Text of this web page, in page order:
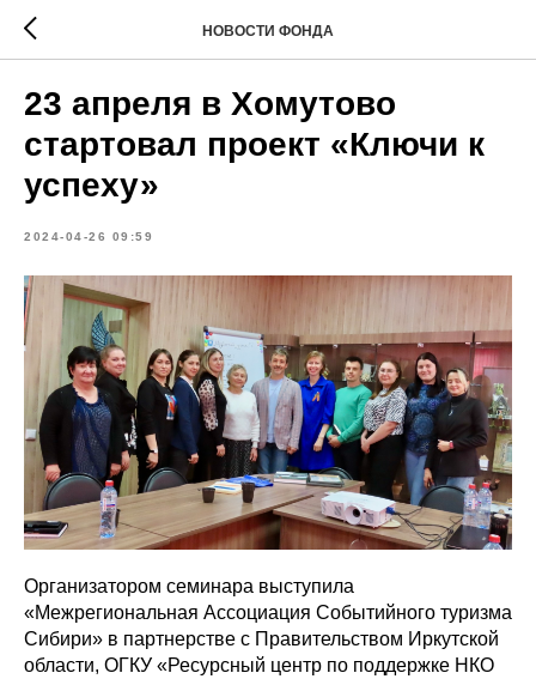
НОВОСТИ ФОНДА
23 апреля в Хомутово
стартовал проект «Ключи к
успеху»
2024-04-26 09:59
Организатором семинара выступила
«Межрегиональная Ассоциация Событийного туризма
Сибири» в партнерстве с Правительством Иркутской
области, ОГКУ «Ресурсный центр по поддержке НКО